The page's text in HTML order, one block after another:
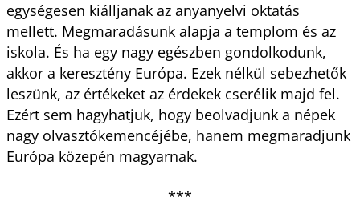
egységesen kiálljanak az anyanyelvi oktatás
mellett. Megmaradásunk alapja a templom és az
iskola. És ha egy nagy egészben gondolkodunk,
akkor a keresztény Európa. Ezek nélkül sebezhetők
leszünk, az értékeket az érdekek cserélik majd fel.
Ezért sem hagyhatjuk, hogy beolvadjunk a népek
nagy olvasztókemencéjébe, hanem megmaradjunk
Európa közepén magyarnak.
***